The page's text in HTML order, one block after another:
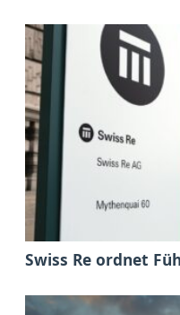
Swiss Re ordnet